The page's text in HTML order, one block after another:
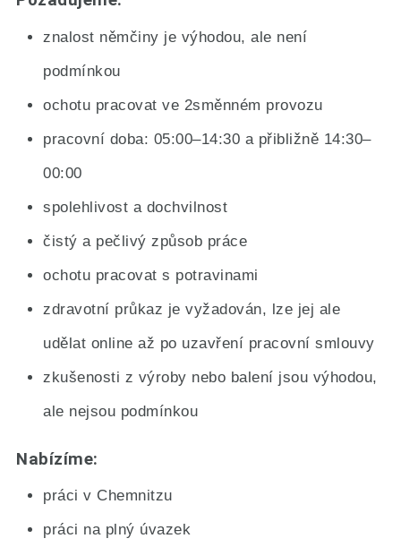
znalost němčiny je výhodou, ale není
podmínkou
ochotu pracovat ve 2směnném provozu
pracovní doba: 05:00–14:30 a přibližně 14:30–
00:00
spolehlivost a dochvilnost
čistý a pečlivý způsob práce
ochotu pracovat s potravinami
zdravotní průkaz je vyžadován, lze jej ale
udělat online až po uzavření pracovní smlouvy
zkušenosti z výroby nebo balení jsou výhodou,
ale nejsou podmínkou
Nabízíme:
práci v Chemnitzu
práci na plný úvazek